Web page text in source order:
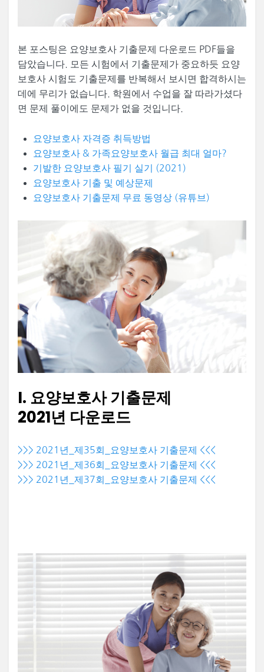
본 포스팅은 요양보호사 기출문제 다운로드 PDF들을
담았습니다. 모든 시험에서 기출문제가 중요하듯 요양
보호사 시험도 기출문제를 반복해서 보시면 합격하시는
데에 무리가 없습니다. 학원에서 수업을 잘 따라가셨다
면 문제 풀이에도 문제가 없을 것입니다.
요양보호사 자격증 취득방법
요양보호사 & 가족요양보호사 월급 최대 얼마?
기발한 요양보호사 필기 실기 (2021)
요양보호사 기출 및 예상문제
요양보호사 기출문제 무료 동영상 (유튜브)
I. 요양보호사 기출문제
2021년 다운로드
>>> 2021년_제35회_요양보호사 기출문제 <<<
>>> 2021년_제36회_요양보호사 기출문제 <<<
>>> 2021년_제37회_요양보호사 기출문제 <<<